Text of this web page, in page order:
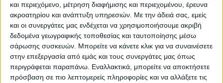
και περιεχόμενο, μέτρηση διαφήμισης και περιεχομένου, έρευνα
ακροατηρίου και ανάπτυξη υπηρεσιών. Με την άδειά σας, εμείς
και οι συνεργάτες μας ενδέχεται να χρησιμοποιήσουμε ακριβή
δεδομένα γεωγραφικής τοποθεσίας και ταυτοποίησης μέσω
σάρωσης συσκευών. Μπορείτε να κάνετε κλικ για να συναινέσετε
στην επεξεργασία από εμάς και τους συνεργάτες μας όπως
περιγράφεται παραπάνω. Εναλλακτικά, μπορείτε να αποκτήσετε
πρόσβαση σε πιο λεπτομερείς πληροφορίες και να αλλάξετε τις
Η Χατάισπορ είναι 14η στη βαθμολογία της
τουρκικής κορυφαίας κατηγορίας ενώ η
Γκαζιαντέπ είναι 10η. Η επανέναρξη του
τουρκικού πρωταθλήματος αναμένεται να
ξαναρχίσει στις 3 Μαρτίου.